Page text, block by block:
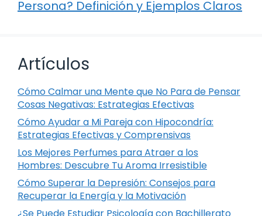
Persona? Definición y Ejemplos Claros
Artículos
Cómo Calmar una Mente que No Para de Pensar
Cosas Negativas: Estrategias Efectivas
Cómo Ayudar a Mi Pareja con Hipocondría:
Estrategias Efectivas y Comprensivas
Los Mejores Perfumes para Atraer a los
Hombres: Descubre Tu Aroma Irresistible
Cómo Superar la Depresión: Consejos para
Recuperar la Energía y la Motivación
¿Se Puede Estudiar Psicología con Bachillerato